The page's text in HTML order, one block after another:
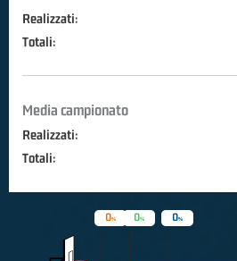
Realizzati:
Totali:
Media campionato
Realizzati:
Totali:
0
0 0